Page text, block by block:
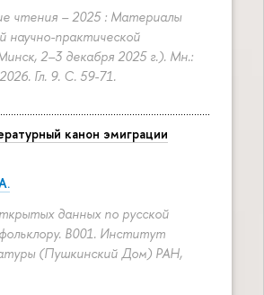
чтения – 2025 : Материалы
научно-практической
2–3 декабря 2025 г.). Мн.:
Гл. 9. С. 59-71.
канон эмиграции
данных по русской
B001. Институт
(Пушкинский Дом) РАН,